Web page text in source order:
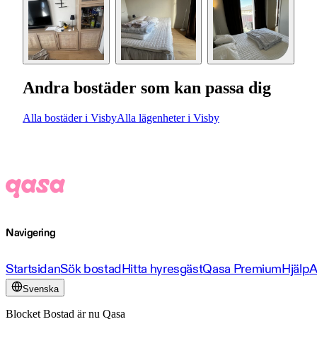
Andra bostäder som kan passa dig
Alla bostäder i VisbyAlla lägenheter i Visby
Navigering
StartsidanSök bostadHitta hyresgästQasa PremiumHjälp
Svenska
Blocket Bostad är nu Qasa